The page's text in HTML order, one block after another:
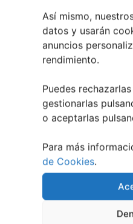
Así mismo,
datos y usarán
anuncios
rendimiento.
Puedes
gestionarlas
o aceptarlas
Para más
de Cookies.
A bailar! |
mayo, 2026
Noticias de
agosto, 2026
El XXXII Festival
de Pontevedra
Vilaboa | Verano